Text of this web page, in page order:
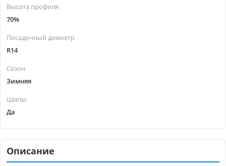
Высота профиля
70%
Посадочный диаметр
R14
Сезон
Зимняя
Шипы
Да
Описание